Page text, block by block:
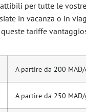
per tutte le
in vacanza o in
tariffe
A partire da 200
A partire da 250